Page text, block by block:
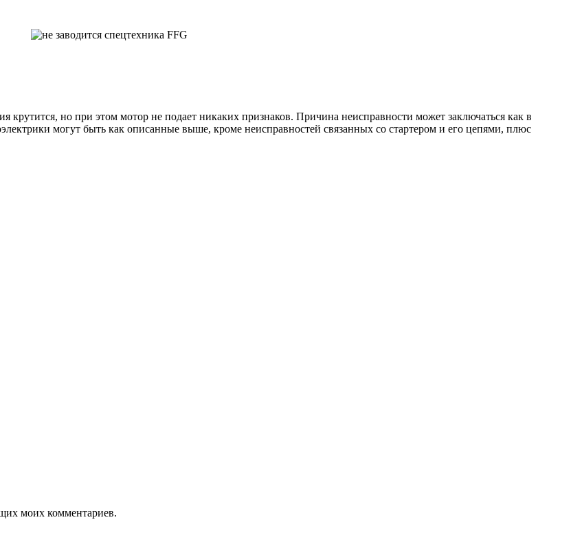
крутится, но при этом мотор не подает никаких признаков. Причина неисправности может заключаться как в
могут быть как описанные выше, кроме неисправностей связанных со стартером и его цепями, плюс
моих комментариев.